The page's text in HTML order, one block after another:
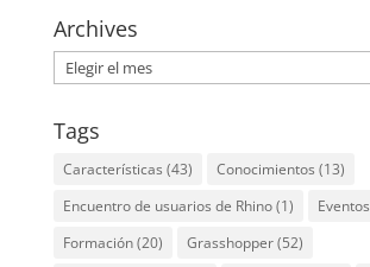
Archives
Archives
Tags
Características (43) Conocimientos (13)
Encuentro de usuarios de Rhino(1) Eventos
Formación(20) Grasshopper(52)